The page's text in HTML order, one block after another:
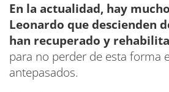
En la actualidad, hay
Leonardo que descienden
han recuperado y
para no perder de esta forma
antepasados.